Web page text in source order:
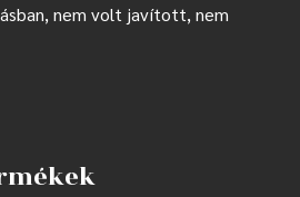
nem volt javított, nem